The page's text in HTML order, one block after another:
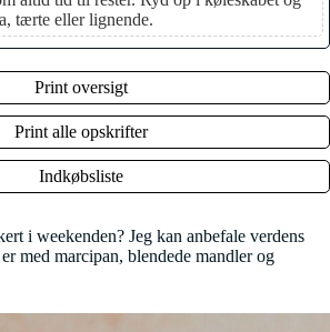
tærte eller lignende.
Print oversigt
Print alle opskrifter
Indkøbsliste
i weekenden? Jeg kan anbefale verdens
med marcipan, blendede mandler og